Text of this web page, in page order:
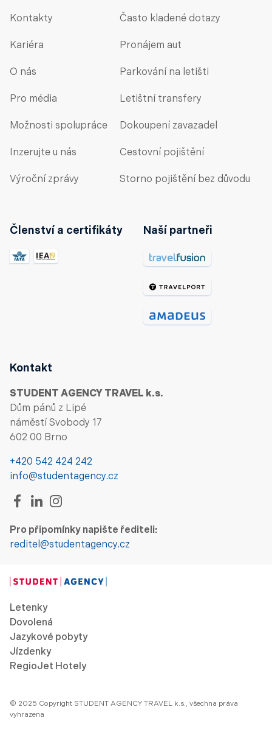
Kontakty
Kariéra
O nás
Pro média
Možnosti spolupráce
Inzerujte u nás
Výroční zprávy
Často kladené dotazy
Pronájem aut
Parkování na letišti
Letištní transfery
Dokoupení zavazadel
Cestovní pojištění
Storno pojištění bez důvodu
Členství a certifikáty Naší partneři
Kontakt
STUDENT AGENCY TRAVEL k.s.
Dům pánů z Lipé
náměstí Svobody 17
602 00 Brno
+420 542 424 242
info@studentagency.cz
Pro připomínky napište řediteli:
reditel@studentagency.cz
Letenky
Dovolená
Jazykové pobyty
Jízdenky
RegioJet Hotely
© 2025 Copyright STUDENT AGENCY TRAVEL k.s., všechna práva
vyhrazena